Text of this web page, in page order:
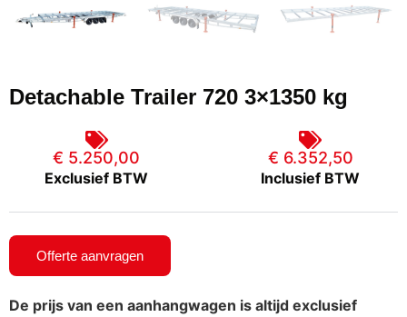
Detachable Trailer 720 3×1350 kg
€ 5.250,00
Exclusief BTW
€ 6.352,50
Inclusief BTW
Offerte aanvragen
De prijs van een aanhangwagen is altijd exclusief